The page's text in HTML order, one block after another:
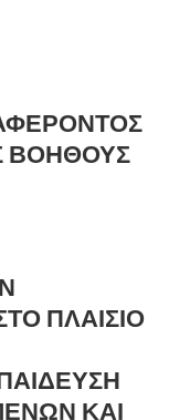
ΒΟΗΘΟΥΣ
ΠΛΑΙΣΙΟ
ΚΑΙ